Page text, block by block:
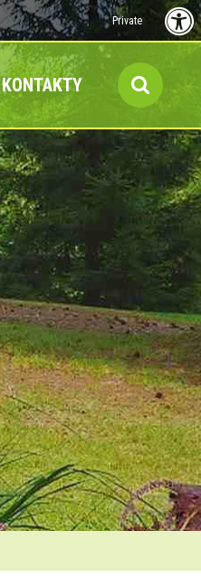
Private
KONTAKTY